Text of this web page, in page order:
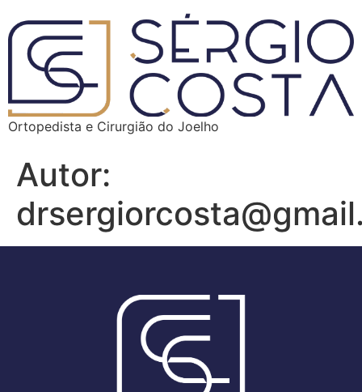
Ortopedista e Cirurgião do Joelho
Autor: